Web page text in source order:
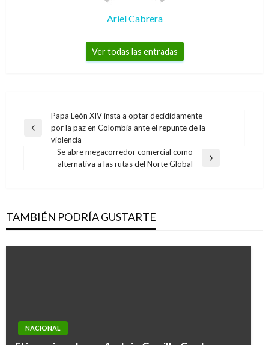
Ariel Cabrera
Ver todas las entradas
Navegación
de
entradas
Entrada
Papa León XIV insta a optar decididamente
por la paz en Colombia ante el repunte de la
violencia
Entrada
Se abre megacorredor comercial como
alternativa a las rutas del Norte Global
TAMBIÉN PODRÍA GUSTARTE
NACIONAL
NACIONAL